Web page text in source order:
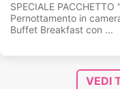
SPECIALE
Pernottamento in
Buffet Breakfast con ...
VEDI